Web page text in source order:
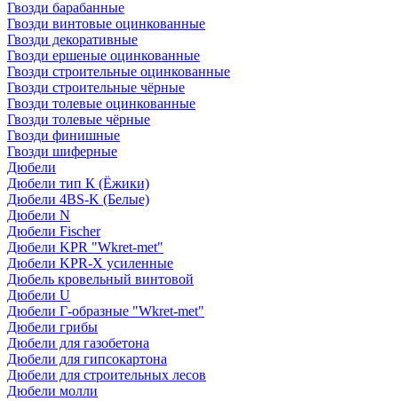
Гвозди барабанные
Гвозди винтовые оцинкованные
Гвозди декоративные
Гвозди ершеные оцинкованные
Гвозди строительные оцинкованные
Гвозди строительные чёрные
Гвозди толевые оцинкованные
Гвозди толевые чёрные
Гвозди финишные
Гвозди шиферные
Дюбели
Дюбели тип К (Ёжики)
Дюбели 4BS-K (Белые)
Дюбели N
Дюбели Fischer
Дюбели KPR "Wkret-met"
Дюбели KPR-Х усиленные
Дюбель кровельный винтовой
Дюбели U
Дюбели Г-образные "Wkret-met"
Дюбели грибы
Дюбели для газобетона
Дюбели для гипсокартона
Дюбели для строительных лесов
Дюбели молли